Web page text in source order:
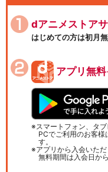
dアニメストア
はじめての方は初月
アプリ無
スマートフォン、タ
PCでご利用のお客様
す。
アプリから入会いた
無料期間は入会日か